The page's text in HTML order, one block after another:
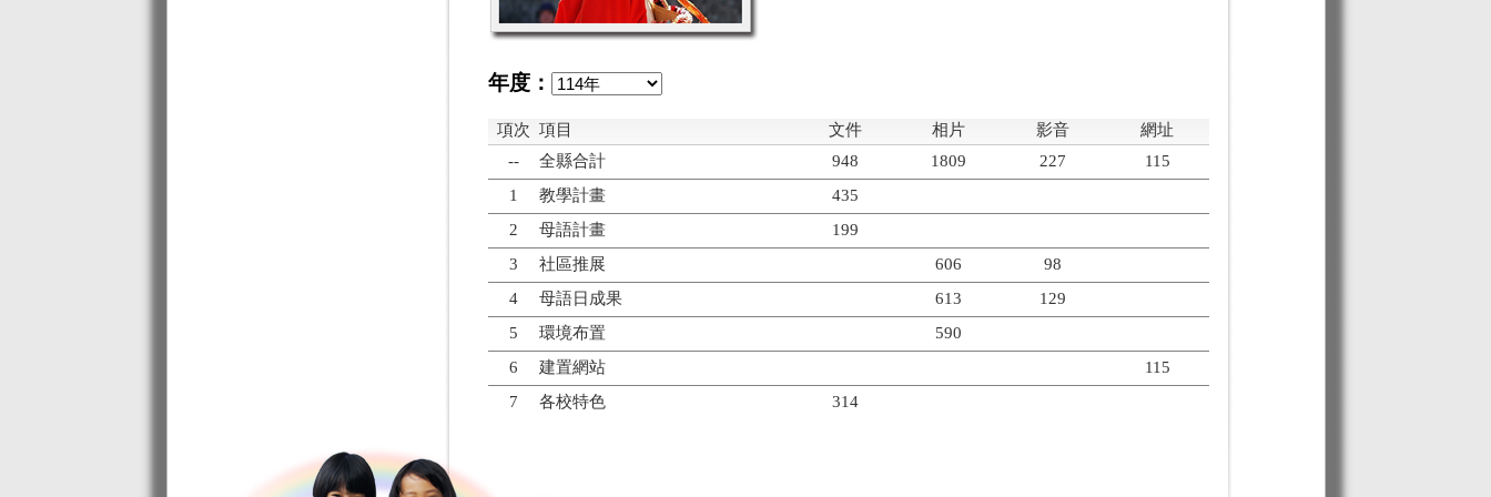
年度：
項次 項目 文件 相片 影音
網址
--
全縣合計 948 1809 227
115
1
教學計畫
435
2
母語計畫
199
3
社區推展 606
98
4
母語日成果 613
129
5
環境布置
590
6
建置網站
115
7
各校特色 314